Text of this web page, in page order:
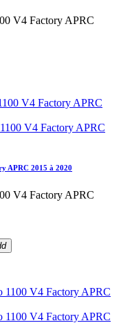
V4 Factory APRC
APRC 2015 à 2020
V4 Factory APRC